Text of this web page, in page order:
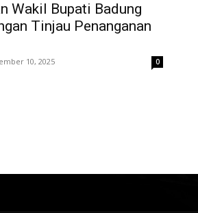
Wakil Bupati Badung
Tinjau Penanganan
10, 2025 0